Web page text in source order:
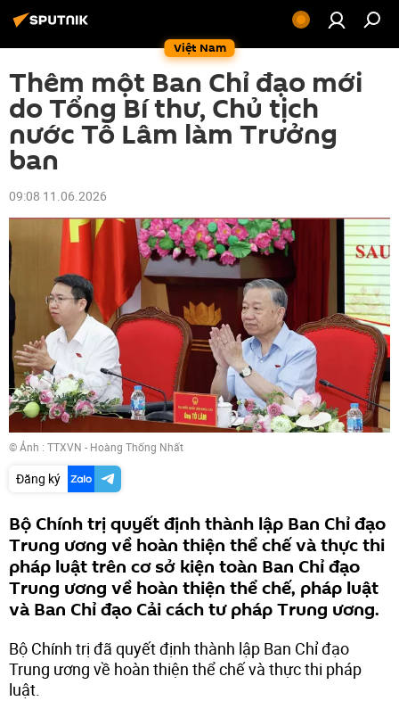
Việt Nam
Thêm một Ban Chỉ đạo mới
do Tổng Bí thư, Chủ tịch
nước Tô Lâm làm Trưởng
ban
09:08 11.06.2026
© Ảnh : TTXVN - Hoàng Thống Nhất
Đăng ký
Bộ Chính trị quyết định thành lập Ban Chỉ đạo
Trung ương về hoàn thiện thể chế và thực thi
pháp luật trên cơ sở kiện toàn Ban Chỉ đạo
Trung ương về hoàn thiện thể chế, pháp luật
và Ban Chỉ đạo Cải cách tư pháp Trung ương.
Bộ Chính trị đã quyết định thành lập Ban Chỉ đạo
Trung ương về hoàn thiện thể chế và thực thi pháp
luật.